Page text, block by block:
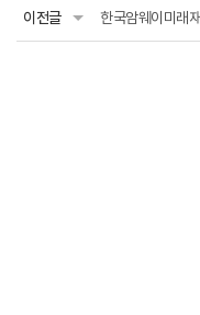
이전글